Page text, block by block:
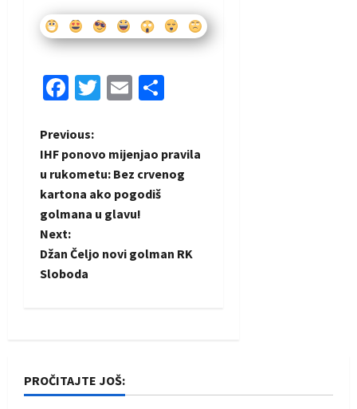
Facebook
Twitter
Email
P
o
s
t
n
i
Previous:
IHF ponovo mijenjao pravila
u rukometu: Bez crvenog
kartona ako pogodiš
golmana u glavu!
Next:
Džan Čeljo novi golman RK
Sloboda
PROČITAJTE JOŠ: